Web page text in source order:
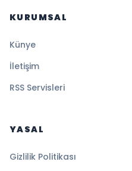
KURUMSAL
Künye
İletişim
RSS Servisleri
YASAL
Gizlilik Politikası